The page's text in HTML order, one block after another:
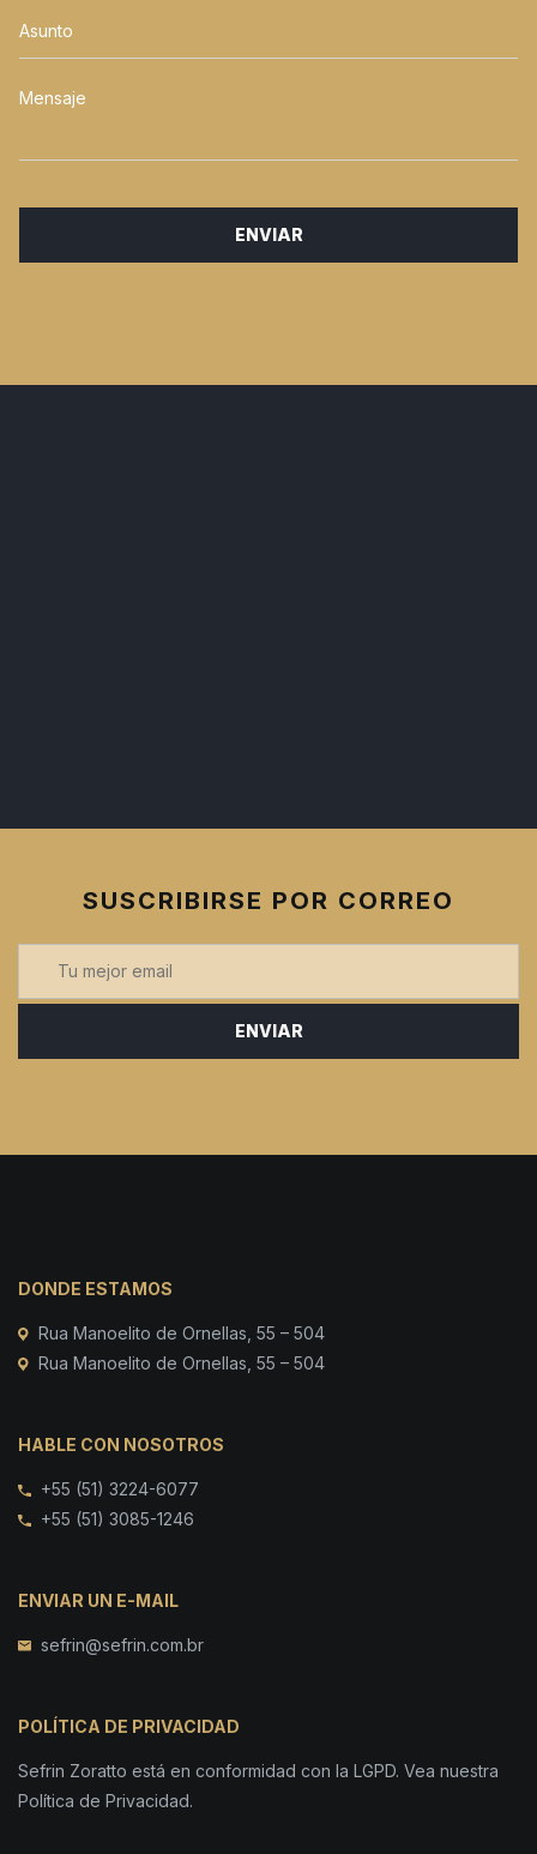
Asunto
Mensaje
SUSCRIBIRSE POR CORREO
Email
DONDE ESTAMOS
Rua Manoelito de Ornellas, 55 – 504
Rua Manoelito de Ornellas, 55 – 504
HABLE CON NOSOTROS
+55 (51) 3224-6077
+55 (51) 3085-1246
ENVIAR UN E-MAIL
sefrin@sefrin.com.br
POLÍTICA DE PRIVACIDAD
Sefrin Zoratto está en conformidad con la LGPD. Vea nuestra
Política de Privacidad.